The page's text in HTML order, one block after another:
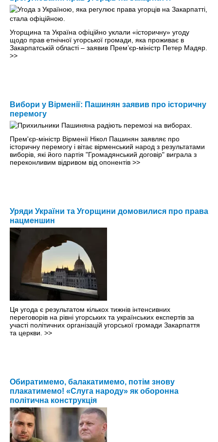
Угорщина та Україна офіційно уклали «історичну» угоду
щодо прав етнічної угорської громади, яка проживає в
Закарпатській області – заявив Прем’єр-міністр Петер Мадяр.
>>
Вибори у Вірменії: Пашинян заявив про історичну
перемогу
Прем'єр-міністр Вірменії Нікол Пашинян заявляє про
історичну перемогу і вітає вірменський народ з результатами
виборів, які його партія "Громадянський договір" виграла з
переконливим відривом від опонентів >>
Уряди України та Угорщини домовилися про права
нацменшин
Ця угода є результатом кількох тижнів інтенсивних
переговорів на рівні угорських та українських експертів за
участі політичних організацій угорської громади Закарпаття
та церкви. >>
Обиратимемо, балакатимемо, потім знову
плакатимемо! «Слуга народу» як оборонна
політична конструкція